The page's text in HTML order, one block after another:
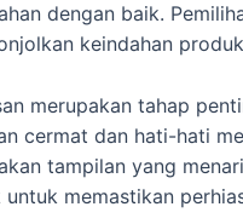
dengan baik.
keindahan
merupakan tahap
cermat dan hati-hati
tampilan yang
memastikan